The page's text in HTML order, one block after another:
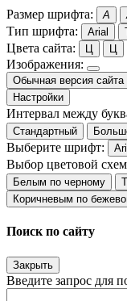
Размер шрифта: A
Тип шрифта: Arial
Цвета сайта: Ц Ц
Изображения:
Обычная версия сайта
Настройки
Интервал между
Стандартный
Выберите шрифт:
Выбор цветовой
Белым по черному
Коричневым по
Поиск по сайту
Закрыть
Введите запрос для